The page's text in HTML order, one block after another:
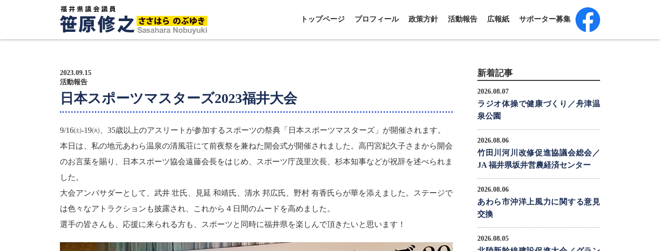
トップページ プロフィール 政策方針 活動報告 広報紙 サポーター募集
2023.09.15
活動報告
日本スポーツマスターズ2023福井大会
9/16㈯-19㈫、35歳以上のアスリートが参加するスポーツの祭典「日本スポーツマスターズ」が開催されます。
本日は、私の地元あわら温泉の清風荘にて前夜祭を兼ねた開会式が開催されました。高円宮妃久子さまから開会
のお言葉を賜り、日本スポーツ協会遠藤会長をはじめ、スポーツ庁茂里次長、杉本知事などが祝辞を述べられま
した。
大会アンバサダーとして、武井 壮氏、見延 和靖氏、清水 邦広氏、野村 有香氏らが華を添えました。ステージで
は色々なアトラクションも披露され、これから４日間のムードを高めました。
選手の皆さんも、応援に来られる方も、スポーツと同時に福井県を楽しんで頂きたいと思います！
新着記事
2026.08.07
ラジオ体操で健康づくり／舟津温
泉公園
2026.08.06
竹田川河川改修促進協議会総会／
JA 福井県坂井営農経済センター
2026.08.06
あわら市沖洋上風力に関する意見
交換
2026.08.05